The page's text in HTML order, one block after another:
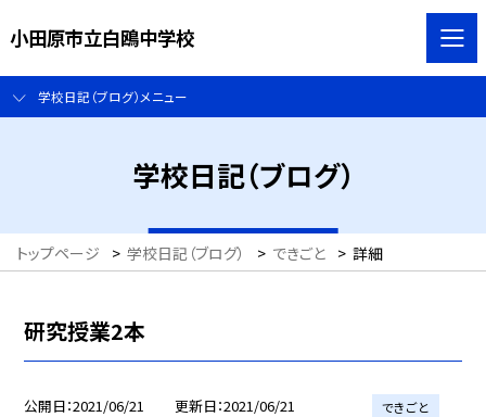
小田原市立白鴎中学校
学校日記（ブログ）メニュー
学校日記（ブログ）
トップページ > 学校日記（ブログ） > できごと > 詳細
研究授業2本
公開日 2021/06/21 更新日 2021/06/21 できごと